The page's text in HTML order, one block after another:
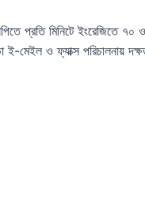
প্রতি মিনিটে ইংরেজিতে ৭০
মেইল ও ফ্যাক্স পরিচালনায়